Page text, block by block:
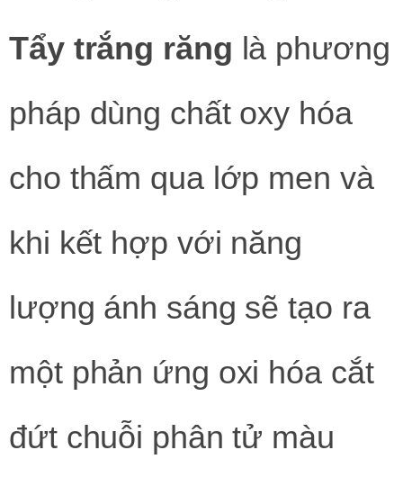
Tẩy trắng răng là phương
pháp dùng chất oxy hóa
cho thấm qua lớp men và
khi kết hợp với năng
lượng ánh sáng sẽ tạo ra
một phản ứng oxi hóa cắt
đứt chuỗi phân tử màu